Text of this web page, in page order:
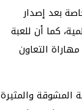
بعد إصدار
كما أن للعبة
التعاون
المشوقة والمثيرة